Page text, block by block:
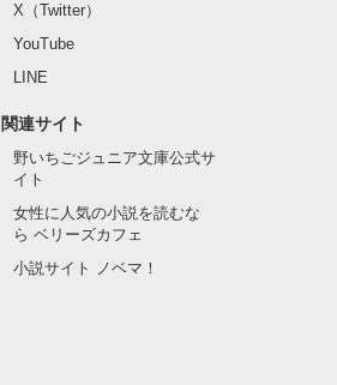
X（Twitter）
YouTube
LINE
関連サイト
野いちごジュニア文庫公式サ
イト
女性に人気の小説を読むな
ら ベリーズカフェ
小説サイト ノベマ！